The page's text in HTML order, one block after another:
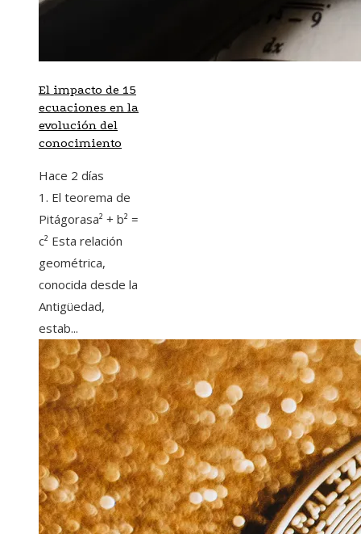
El impacto de 15
ecuaciones en la
evolución del
conocimiento
Hace 2 días
1. El teorema de
Pitágorasa² + b² =
c² Esta relación
geométrica,
conocida desde la
Antigüedad,
estab...